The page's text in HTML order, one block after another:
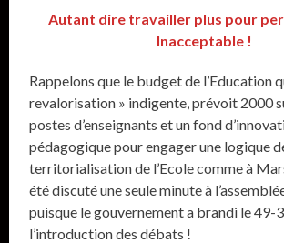
Autant dire travailler plus pour
Inacceptable !
Rappelons que le budget de l’Education
revalorisation » indigente, prévoit 2000
postes d’enseignants et un fond
pédagogique pour engager une logique
territorialisation de l’Ecole comme à
été discuté une seule minute à
puisque le gouvernement a brandi le 49-
l’introduction des débats !